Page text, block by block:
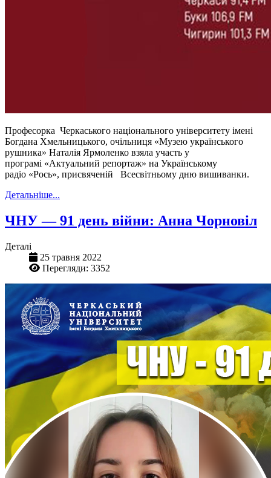
Професорка Черкаського національного університету імені
Богдана Хмельницького, очільниця «Музею українського
рушника» Наталія Ярмоленко взяла участь у
програмі «Актуальний репортаж» на Українському
радіо «Рось», присвяченій Всесвітньому дню вишиванки.
Детальніше...
ЧНУ — 91 день війни: Анна Чорновіл
Деталі
25 травня 2022
Перегляди: 3352